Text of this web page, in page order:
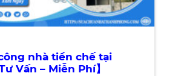
nhà tiền chế tại
Vấn – Miễn Phí】